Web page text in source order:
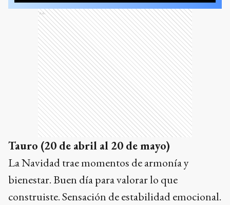
Ads
Tauro (20 de abril al 20 de mayo)
La Navidad trae momentos de armonía y
bienestar. Buen día para valorar lo que
construiste. Sensación de estabilidad emocional.